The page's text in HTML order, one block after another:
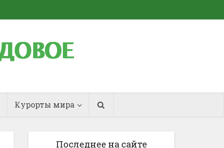
Курорты мира
Последнее на сайте